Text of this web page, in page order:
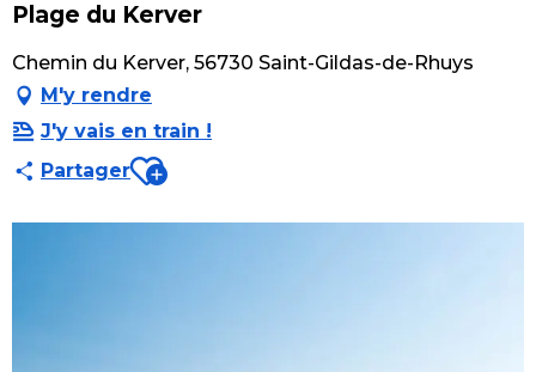
Plage du Kerver
Chemin du Kerver, 56730 Saint-Gildas-de-Rhuys
M'y rendre
J'y vais en train !
PartagerAjouter aux favoris